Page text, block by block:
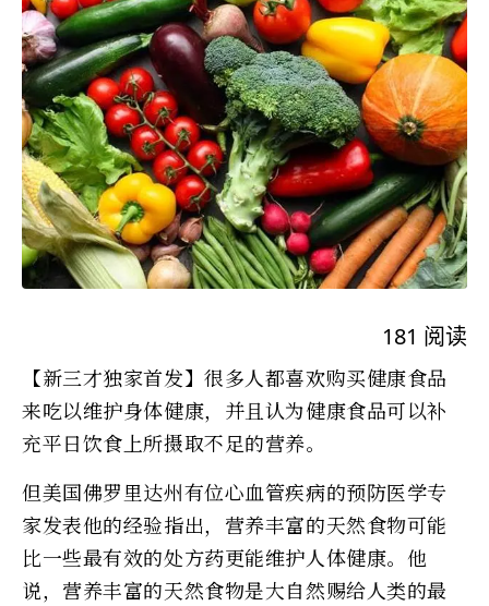
181 阅读
【新三才独家首发】很多人都喜欢购买健康食品
来吃以维护身体健康，并且认为健康食品可以补
充平日饮食上所摄取不足的营养。
但美国佛罗里达州有位心血管疾病的预防医学专
家发表他的经验指出，营养丰富的天然食物可能
比一些最有效的处方药更能维护人体健康。他
说，营养丰富的天然食物是大自然赐给人类的最